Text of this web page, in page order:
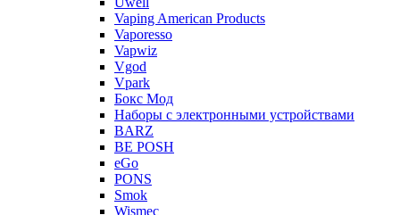
Vaping American Products
Vaporesso
Vapwiz
Vgod
Vpark
Бокс Мод
Наборы с электронными устройствами
BARZ
BE POSH
eGo
PONS
Smok
Wismec